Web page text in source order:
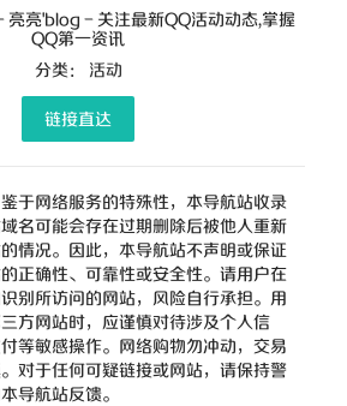
亮亮'blog - 关注最新QQ活动动态,掌握
QQ第一资讯
分类： 活动
链接直达
于网络服务的特殊性，本导航站收录
名可能会存在过期删除后被他人重新
情况。因此，本导航站不声明或保证
正确性、可靠性或安全性。请用户在
别所访问的网站，风险自行承担。用
方网站时，应谨慎对待涉及个人信
等敏感操作。网络购物勿冲动，交易
对于任何可疑链接或网站，请保持警
导航站反馈。